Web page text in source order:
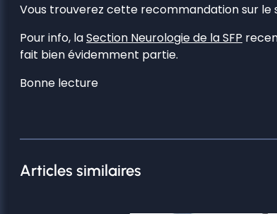
Vous trouverez cette recommandation sur le
Pour info, laSection Neurologie de la SFP
fait bien évidemment partie.
Bonne lecture
Articles similaires